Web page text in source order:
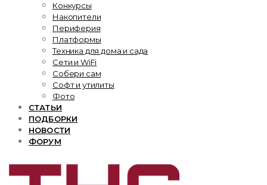
Конкурсы
Накопители
Периферия
Платформы
Техника для дома и сада
Сети и WiFi
Собери сам
Софт и утилиты
Фото
СТАТЬИ
ПОДБОРКИ
НОВОСТИ
ФОРУМ